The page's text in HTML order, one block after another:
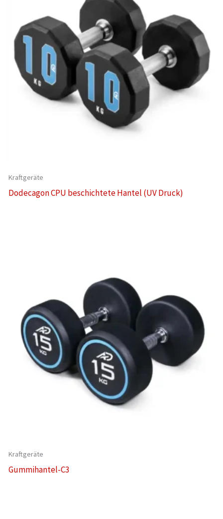
Kraftgeräte
Dodecagon CPU beschichtete Hantel (UV Druck)
Kraftgeräte
Gummihantel-C3